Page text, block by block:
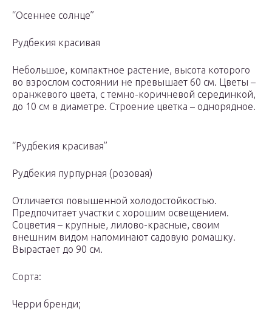
“Осеннее солнце”
Рудбекия красивая
Небольшое, компактное растение, высота которого
во взрослом состоянии не превышает 60 см. Цветы –
оранжевого цвета, с темно-коричневой серединкой,
до 10 см в диаметре. Строение цветка – однорядное.
“Рудбекия красивая”
Рудбекия пурпурная (розовая)
Отличается повышенной холодостойкостью.
Предпочитает участки с хорошим освещением.
Соцветия – крупные, лилово-красные, своим
внешним видом напоминают садовую ромашку.
Вырастает до 90 см.
Сорта:
Черри бренди;